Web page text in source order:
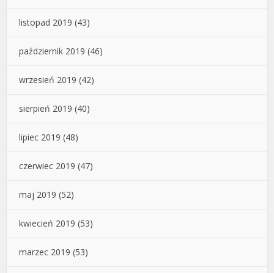
listopad 2019 (43)
październik 2019 (46)
wrzesień 2019 (42)
sierpień 2019 (40)
lipiec 2019 (48)
czerwiec 2019 (47)
maj 2019 (52)
kwiecień 2019 (53)
marzec 2019 (53)